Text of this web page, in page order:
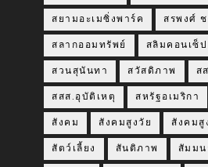
สยามอะเมซิ่งพาร์ค สรพงศ์
สลากออมทรัพย์ สลิมคอนเซ็ป
สวนสุนันทา สวัสดิภาพ ส
สสส.อุบัติเหตุ สหรัฐอเมริกา
สังคม สังคมสูงวัย สังคมสู
สัตว์เลี้ยง สันติภาพ สัมมน